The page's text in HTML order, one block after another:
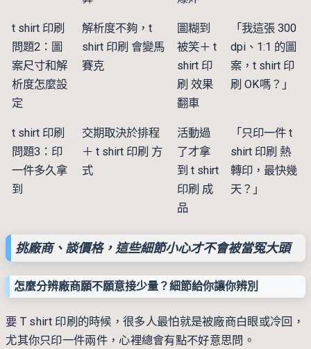
t shirt 印刷
問題2：圖
案尺寸和解
析度怎麼設
定
解析度不夠，t
shirt 印刷 會變馬
賽克
圖糊到
被笑＋ t
shirt 印
刷 效果
翻車
「我這張 300
dpi、1:1 的圖
案，t shirt 印
刷 OK嗎？」
t shirt 印刷
問題3：印
一件多久拿
到
交期取決於排程
＋ t shirt 印刷 方
式
活動過
了才拿
到 t shirt
印刷 成
品
「只印一件 t
shirt 印刷 熱
轉印，最快幾
天？」
挑廠商、談價格，這些細節小心才不會被當冤大頭
怎麼分辨廠商願不願意接少量？細節給你讓你辨別
要 T shirt 印刷的時候，很多人最怕就是被廠商白眼或冷回，
尤其你只印一件兩件，心裡總會有點不好意思問。